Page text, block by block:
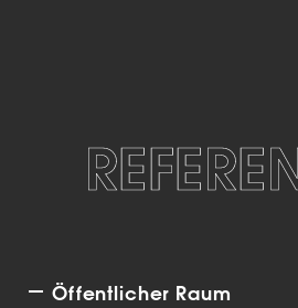
Öffentlicher Raum